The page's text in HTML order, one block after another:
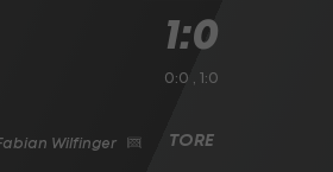
1:0
0:0 , 1:0
Wilfinger